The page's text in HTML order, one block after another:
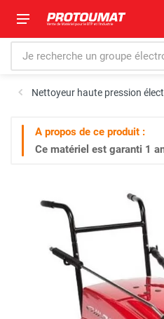
Nettoyeur haute pression
A propos de ce produit :
Ce matériel est garanti 1